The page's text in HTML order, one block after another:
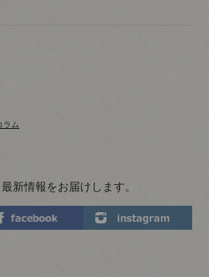
ラム
新情報をお届けします。